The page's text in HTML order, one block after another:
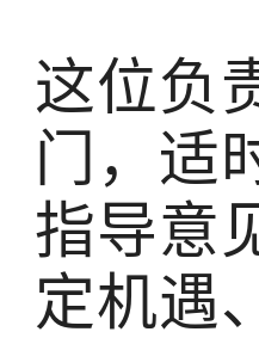
这位负
门，适
指导意
定机遇